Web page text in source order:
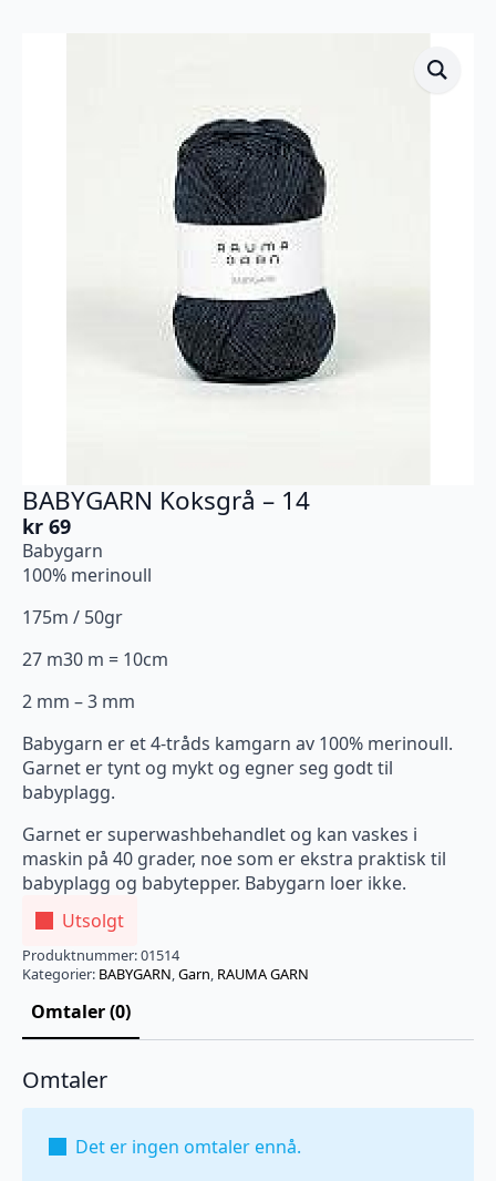
BABYGARN Koksgrå – 14
kr 69
Babygarn
100% merinoull
175m / 50gr
27 m30 m = 10cm
2 mm – 3 mm
Babygarn er et 4-tråds kamgarn av 100% merinoull.
Garnet er tynt og mykt og egner seg godt til
babyplagg.
Garnet er superwashbehandlet og kan vaskes i
maskin på 40 grader, noe som er ekstra praktisk til
babyplagg og babytepper. Babygarn loer ikke.
Utsolgt
Produktnummer:01514
Kategorier: BABYGARN,Garn, RAUMA GARN
Omtaler (0)
Omtaler
Det er ingen omtaler ennå.